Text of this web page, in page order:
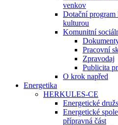
venkov
Dotační program
kulturou
Komunitní
Pracovní
Zpravodaj
Publicita
O krok napřed
Energetika
HERKULES-CE
Energetické
Energetické
přípravná část